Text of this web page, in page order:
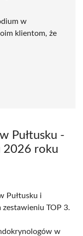
w
klientom, że
Pułtusku -
2026 roku
Pułtusku i
zestawieniu TOP 3.
w